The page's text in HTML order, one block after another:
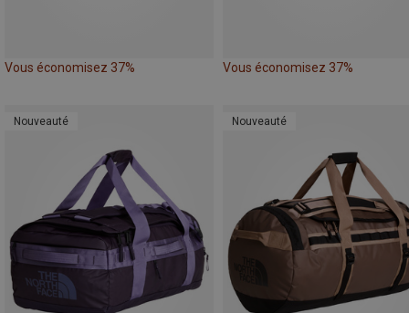
Vous économisez 37% Vous économisez 37%
Nouveauté Nouveauté